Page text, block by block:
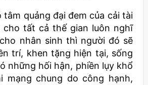
tâm quảng đại đem của cải tài
cho tất cả thế gian luôn nghĩ
nhân sinh thì người đó sẽ
trí, khen tặng hiện tại, sống
những hối hận, phiền lụy khổ
mạng chung do công hạnh,